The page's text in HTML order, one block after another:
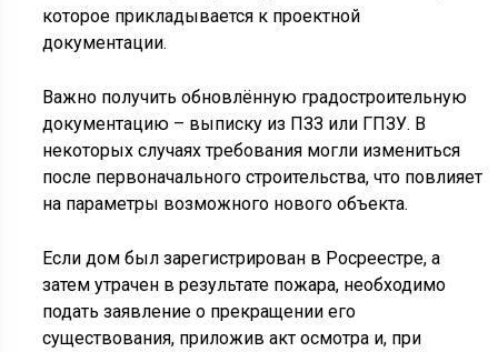
которое прикладывается к проектной
документации.
Важно получить обновлённую градостроительную
документацию – выписку из ПЗЗ или ГПЗУ. В
некоторых случаях требования могли измениться
после первоначального строительства, что повлияет
на параметры возможного нового объекта.
Если дом был зарегистрирован в Росреестре, а
затем утрачен в результате пожара, необходимо
подать заявление о прекращении его
существования, приложив акт осмотра и, при